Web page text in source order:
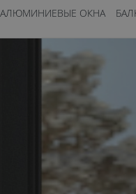
АЛЮМИНИЕВЫЕ ОКНА